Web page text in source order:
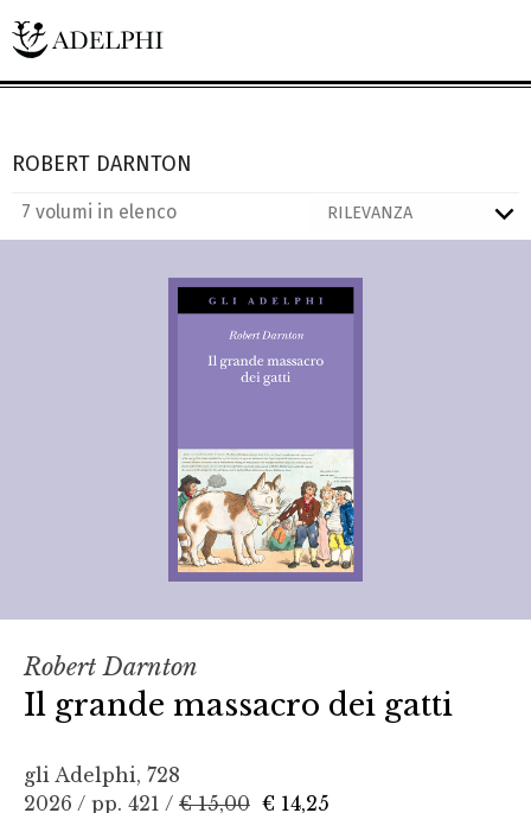
ROBERT DARNTON
7 volumi in elenco
Robert Darnton
Il grande massacro dei gatti
gli Adelphi, 728
2026 / pp. 421 / € 15,00 € 14,25